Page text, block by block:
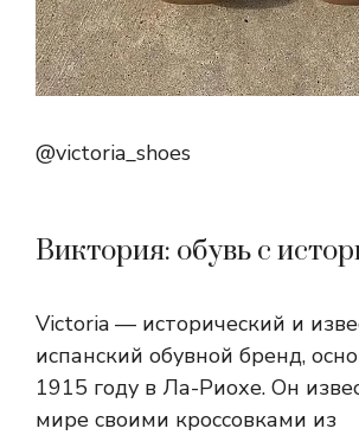
@victoria_shoes
Виктория: обувь с
Victoria — исторический и
испанский обувной бренд,
1915 году в Ла-Риохе. Он
мире своими кроссовками из